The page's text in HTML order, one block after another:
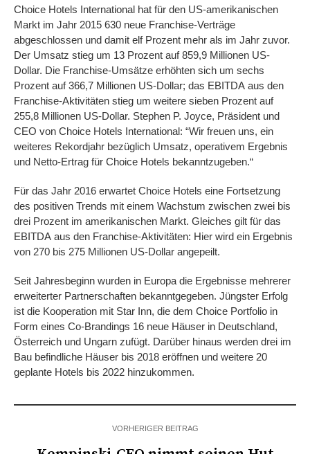
Choice Hotels International hat für den US-amerikanischen
Markt im Jahr 2015 630 neue Franchise-Verträge
abgeschlossen und damit elf Prozent mehr als im Jahr zuvor.
Der Umsatz stieg um 13 Prozent auf 859,9 Millionen US-
Dollar. Die Franchise-Umsätze erhöhten sich um sechs
Prozent auf 366,7 Millionen US-Dollar; das EBITDA aus den
Franchise-Aktivitäten stieg um weitere sieben Prozent auf
255,8 Millionen US-Dollar. Stephen P. Joyce, Präsident und
CEO von Choice Hotels International: “Wir freuen uns, ein
weiteres Rekordjahr bezüglich Umsatz, operativem Ergebnis
und Netto-Ertrag für Choice Hotels bekanntzugeben.“
Für das Jahr 2016 erwartet Choice Hotels eine Fortsetzung
des positiven Trends mit einem Wachstum zwischen zwei bis
drei Prozent im amerikanischen Markt. Gleiches gilt für das
EBITDA aus den Franchise-Aktivitäten: Hier wird ein Ergebnis
von 270 bis 275 Millionen US-Dollar angepeilt.
Seit Jahresbeginn wurden in Europa die Ergebnisse mehrerer
erweiterter Partnerschaften bekanntgegeben. Jüngster Erfolg
ist die Kooperation mit Star Inn, die dem Choice Portfolio in
Form eines Co-Brandings 16 neue Häuser in Deutschland,
Österreich und Ungarn zufügt. Darüber hinaus werden drei im
Bau befindliche Häuser bis 2018 eröffnen und weitere 20
geplante Hotels bis 2022 hinzukommen.
VORHERIGER BEITRAG